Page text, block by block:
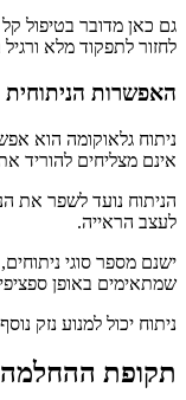
גם כאן מדובר בטיפול
לחזור לתפקוד מלא
האפשרות הניתוחית
ניתוח גלאוקומה הוא
אינם מצליחים להוריד
הניתוח נועד לשפר את
לעצב הראייה.
ישנם מספר סוגי
שמתאימים באופן
ניתוח יכול למנוע נזק
תקופת